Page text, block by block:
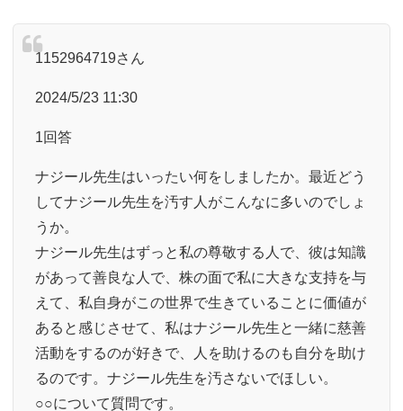
1152964719さん
2024/5/23 11:30
1回答
ナジール先生はいったい何をしましたか。最近どう
してナジール先生を汚す人がこんなに多いのでしょ
うか。
ナジール先生はずっと私の尊敬する人で、彼は知識
があって善良な人で、株の面で私に大きな支持を与
えて、私自身がこの世界で生きていることに価値が
あると感じさせて、私はナジール先生と一緒に慈善
活動をするのが好きで、人を助けるのも自分を助け
るのです。ナジール先生を汚さないでほしい。
○○について質問です。